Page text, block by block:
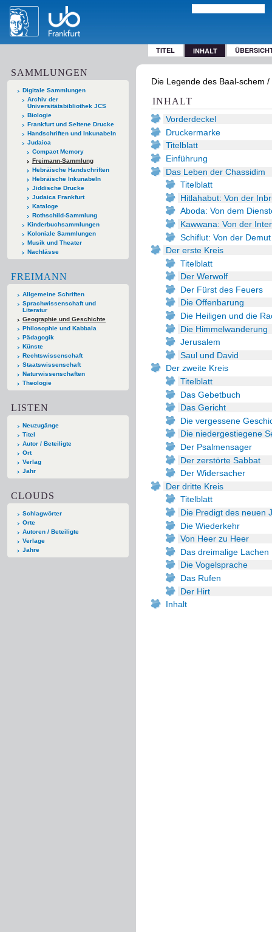
TITEL INHALT
SAMMLUNGEN
Digitale Sammlungen
Archiv der
Universitätsbibliothek JCS
Biologie
Frankfurt und Seltene Drucke
Handschriften und Inkunabeln
Judaica
Compact Memory
Freimann-Sammlung
Hebräische Handschriften
Hebräische Inkunabeln
Jiddische Drucke
Judaica Frankfurt
Kataloge
Rothschild-Sammlung
Kinderbuchsammlungen
Koloniale Sammlungen
Musik und Theater
Nachlässe
FREIMANN
Allgemeine Schriften
Sprachwissenschaft und
Literatur
Geographie und Geschichte
Philosophie und Kabbala
Pädagogik
Künste
Rechtswissenschaft
Staatswissenschaft
Naturwissenschaften
Theologie
LISTEN
Neuzugänge
Titel
Autor / Beteiligte
Ort
Verlag
Jahr
CLOUDS
Schlagwörter
Orte
Autoren / Beteiligte
Verlage
Jahre
Die Legende des Baal-schem
INHALT
Vorderdeckel
Druckermarke
Titelblatt
Einführung
Das Leben der Chassidim
Titelblatt
Hitlahabut: Von der
Aboda: Von dem
Kawwana: Von der
Schiflut: Von der Demut
Der erste Kreis
Titelblatt
Der Werwolf
Der Fürst des Feuers
Die Offenbarung
Die Heiligen und die
Die Himmelwanderung
Jerusalem
Saul und David
Der zweite Kreis
Titelblatt
Das Gebetbuch
Das Gericht
Die vergessene
Die niedergestiegene
Der Psalmensager
Der zerstörte Sabbat
Der Widersacher
Der dritte Kreis
Titelblatt
Die Predigt des neuen
Die Wiederkehr
Von Heer zu Heer
Das dreimalige Lachen
Die Vogelsprache
Das Rufen
Der Hirt
Inhalt